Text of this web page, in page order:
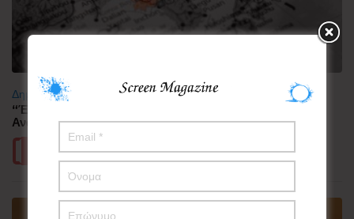
Δημοφιλή
“Έλιωσε” από τη ζέστη η Κορεατική Χερσόνησος –
Ανάσες δροσιάς αναζητούν οι πολίτες
Περισσότερα